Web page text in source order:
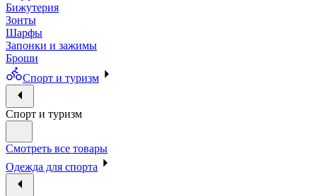
Бижутерия
Зонты
Шарфы
Запонки и зажимы
Броши
Спорт и туризм
Спорт и туризм
Смотреть все товары
Одежда для спорта